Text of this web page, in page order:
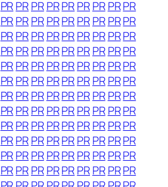
PRPRPRPRPRPRPR PRPR
PRPRPRPRPRPRPR PRPR
PRPRPRPRPRPRPR PRPR
PRPRPRPRPRPRPR PRPR
PRPRPRPRPRPRPR PRPR
PRPRPRPRPRPRPR PRPR
PRPRPRPRPRPRPR PRPR
PRPRPRPRPRPRPR PRPR
PRPRPRPRPRPRPR PRPR
PRPRPRPRPRPRPR PRPR
PRPRPRPRPRPRPR PRPR
PRPRPRPRPRPRPR PRPR